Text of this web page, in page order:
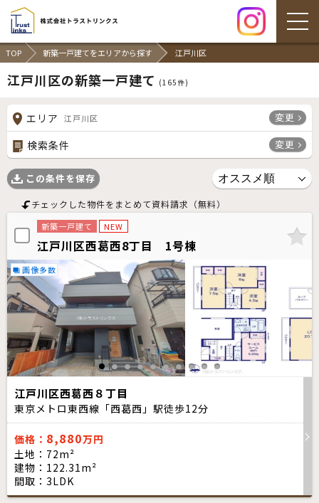
TOP 新築一戸建てをエリアから探す 江戸川区
江戸川区の新築一戸建て (165件)
エリア 江戸川区 変更
検索条件 変更
この条件を保存
チェックした物件をまとめて資料請求（無料）
新築一戸建て NEW
江戸川区西葛西8丁目 1号棟
画像多数
江戸川区西葛西８丁目
東京メトロ東西線「西葛西」駅徒歩12分
価格： 8,880万円
土地：72m²
建物：122.31m²
間取：3LDK